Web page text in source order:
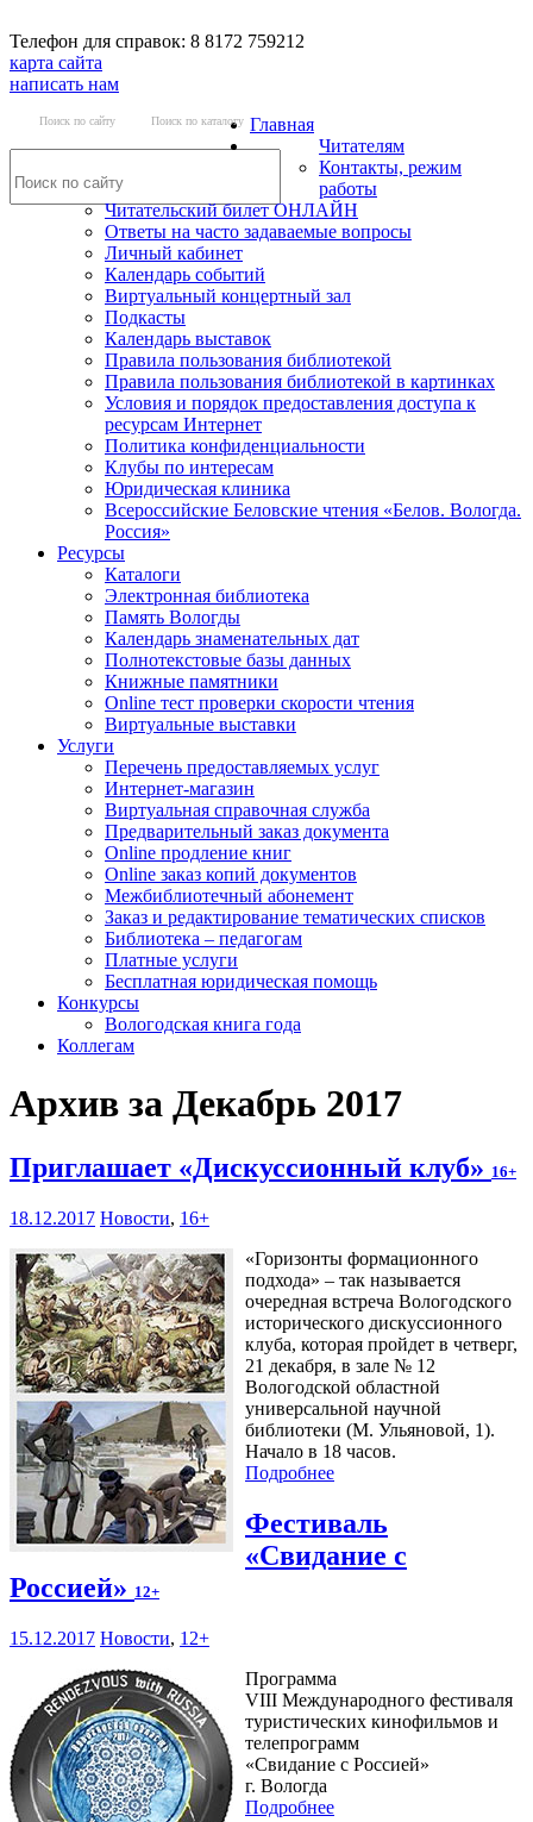
Телефон для справок: 8 8172 759212
карта сайта
написать нам
Поиск по сайту Поиск по каталогу Главная
Читателям
Контакты, режим
работы
Читательский билет ОНЛАЙН
Ответы на часто задаваемые вопросы
Личный кабинет
Календарь событий
Виртуальный концертный зал
Подкасты
Календарь выставок
Правила пользования библиотекой
Правила пользования библиотекой в картинках
Условия и порядок предоставления доступа к
ресурсам Интернет
Политика конфиденциальности
Клубы по интересам
Юридическая клиника
Всероссийские Беловские чтения «Белов. Вологда.
Россия»
Ресурсы
Каталоги
Электронная библиотека
Память Вологды
Календарь знаменательных дат
Полнотекстовые базы данных
Книжные памятники
Online тест проверки скорости чтения
Виртуальные выставки
Услуги
Перечень предоставляемых услуг
Интернет-магазин
Виртуальная справочная служба
Предварительный заказ документа
Online продление книг
Online заказ копий документов
Межбиблиотечный абонемент
Заказ и редактирование тематических списков
Библиотека – педагогам
Платные услуги
Бесплатная юридическая помощь
Конкурсы
Вологодская книга года
Коллегам
Архив за Декабрь 2017
Приглашает «Дискуссионный клуб» 16+
18.12.2017 Новости, 16+
«Горизонты формационного
подхода» – так называется
очередная встреча Вологодского
исторического дискуссионного
клуба, которая пройдет в четверг,
21 декабря, в зале № 12
Вологодской областной
универсальной научной
библиотеки (М. Ульяновой, 1).
Начало в 18 часов.
Подробнее
Фестиваль
«Свидание с
Россией» 12+
15.12.2017 Новости, 12+
Программа
VIII Международного фестиваля
туристических кинофильмов и
телепрограмм
«Свидание с Россией»
г. Вологда
Подробнее